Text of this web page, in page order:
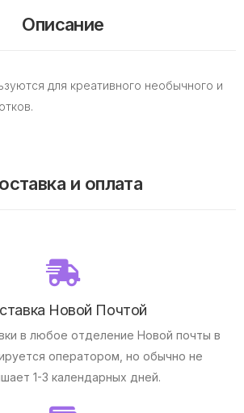
Описание
для креативного необычного и
и оплата
Новой Почтой
в любое отделение Новой почты в
оператором, но обычно не
1-3 календарных дней.